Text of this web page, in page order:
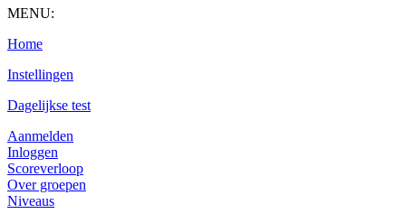
MENU:
Home
Instellingen
Dagelijkse test
Aanmelden
Inloggen
Scoreverloop
Over groepen
Niveaus